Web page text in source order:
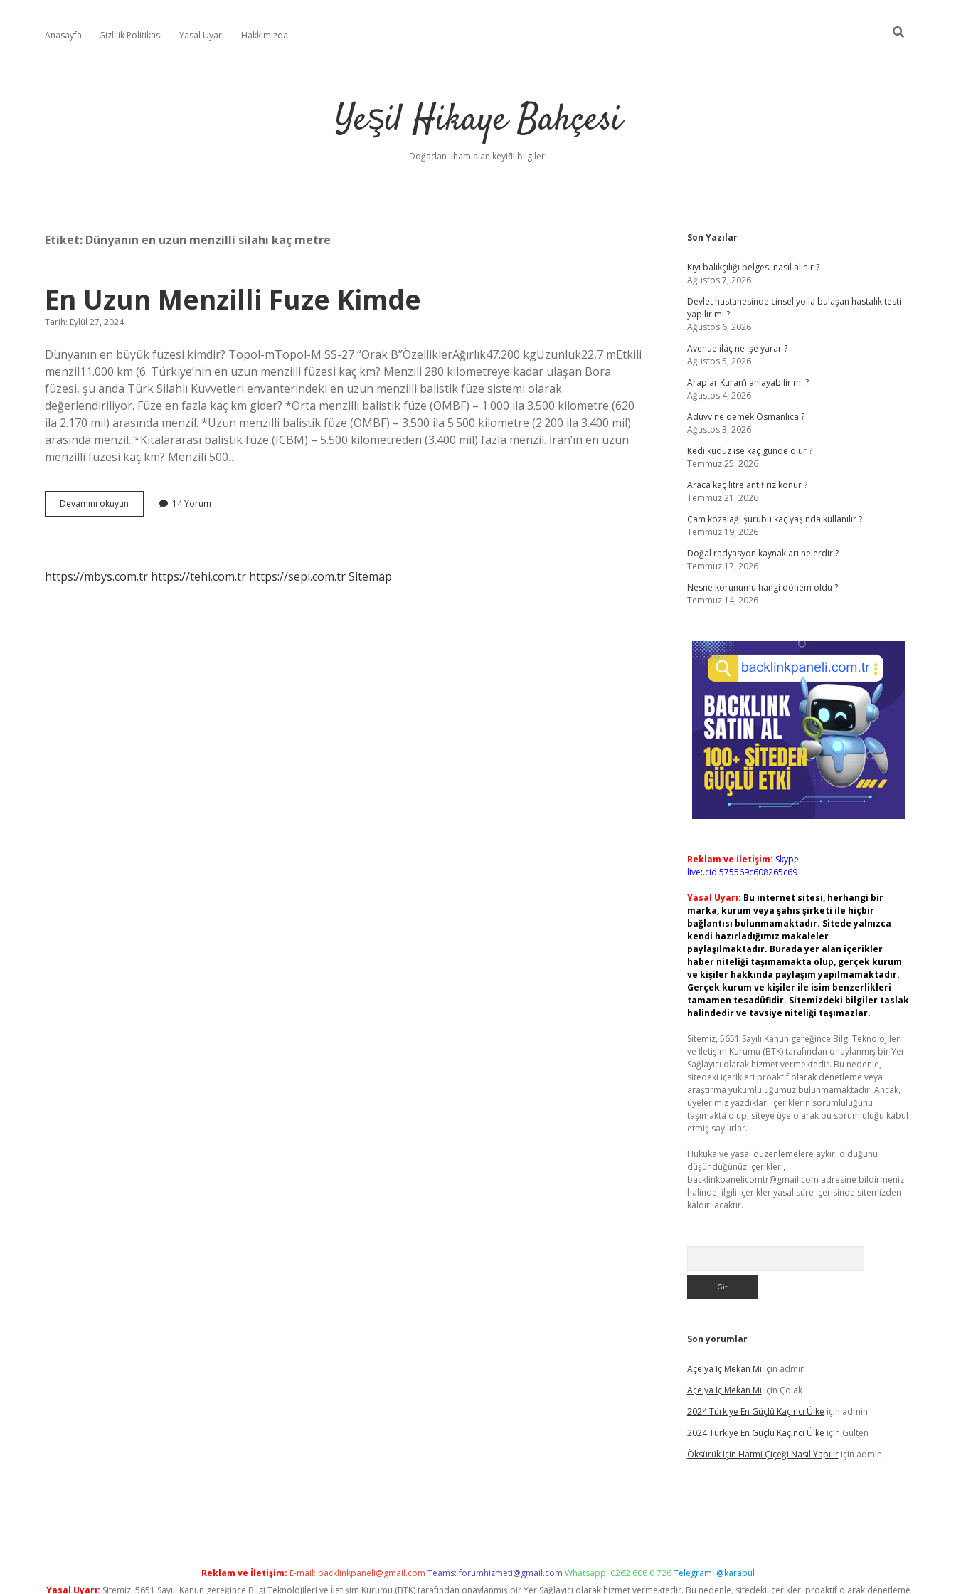
Anasayfa Gizlilik Politikası Yasal Uyarı Hakkımızda
Yeşil Hikaye Bahçesi
Doğadan ilham alan keyifli bilgiler!
Etiket: Dünyanın en uzun menzilli silahı kaç metre
En Uzun Menzilli Fuze Kimde
Tarih: Eylül 27, 2024
Dünyanın en büyük füzesi kimdir? Topol-mTopol-M SS-27 “Orak B”ÖzelliklerAğırlık47.200 kgUzunluk22,7 mEtkili
menzil11.000 km (6. Türkiye’nin en uzun menzilli füzesi kaç km? Menzili 280 kilometreye kadar ulaşan Bora
füzesi, şu anda Türk Silahlı Kuvvetleri envanterindeki en uzun menzilli balistik füze sistemi olarak
değerlendiriliyor. Füze en fazla kaç km gider? *Orta menzilli balistik füze (OMBF) – 1.000 ila 3.500 kilometre (620
ila 2.170 mil) arasında menzil. *Uzun menzilli balistik füze (OMBF) – 3.500 ila 5.500 kilometre (2.200 ila 3.400 mil)
arasında menzil. *Kıtalararası balistik füze (ICBM) – 5.500 kilometreden (3.400 mil) fazla menzil. İran’ın en uzun
menzilli füzesi kaç km? Menzili 500…
Devamını okuyun
Uzun
14 Yorum
https://mbys.com.tr https://tehi.com.tr https://sepi.com.trSitemap
Sidebar
Son Yazılar
Kıyı balıkçılığı belgesi nasıl alınır ?
Ağustos 7, 2026
Devlet hastanesinde cinsel yolla bulaşan hastalık testi
yapılır mı ?
Ağustos 6, 2026
Avenue ilaç ne işe yarar ?
Ağustos 5, 2026
Araplar Kuran’ı anlayabilir mi ?
Ağustos 4, 2026
Aduvv ne demek Osmanlıca ?
Ağustos 3, 2026
Kedi kuduz ise kaç günde ölür ?
Temmuz 25, 2026
Araca kaç litre antifiriz konur ?
Temmuz 21, 2026
Çam kozalağı şurubu kaç yaşında kullanılır ?
Temmuz 19, 2026
Doğal radyasyon kaynakları nelerdir ?
Temmuz 17, 2026
Nesne korunumu hangi dönem oldu ?
Temmuz 14, 2026
Reklam ve İletişim: Skype:
live:.cid.575569c608265c69
Yasal Uyarı: Bu internet sitesi, herhangi bir
marka, kurum veya şahıs şirketi ile hiçbir
bağlantısı bulunmamaktadır. Sitede yalnızca
kendi hazırladığımız makaleler
paylaşılmaktadır. Burada yer alan içerikler
haber niteliği taşımamakta olup, gerçek kurum
ve kişiler hakkında paylaşım yapılmamaktadır.
Gerçek kurum ve kişiler ile isim benzerlikleri
tamamen tesadüfidir. Sitemizdeki bilgiler taslak
halindedir ve tavsiye niteliği taşımazlar.
Sitemiz, 5651 Sayılı Kanun gereğince Bilgi Teknolojileri
ve İletişim Kurumu (BTK) tarafından onaylanmış bir Yer
Sağlayıcı olarak hizmet vermektedir. Bu nedenle,
sitedeki içerikleri proaktif olarak denetleme veya
araştırma yükümlülüğümüz bulunmamaktadır. Ancak,
üyelerimiz yazdıkları içeriklerin sorumluluğunu
taşımakta olup, siteye üye olarak bu sorumluluğu kabul
etmiş sayılırlar.
Hukuka ve yasal düzenlemelere aykırı olduğunu
düşündüğünüz içerikleri,
backlinkpanelicomtr@gmail.com adresine bildirmeniz
halinde, ilgili içerikler yasal süre içerisinde sitemizden
kaldırılacaktır.
Son yorumlar
Açelya Iç Mekan Mı için admin
Açelya Iç Mekan Mı için Çolak
2024 Türkiye En Güçlü Kaçıncı Ülke için admin
2024 Türkiye En Güçlü Kaçıncı Ülke için Gülten
Öksürük Için Hatmi Çiçeği Nasıl Yapılıriçin admin
Reklam ve İletişim: E-mail: backlinkpaneli@gmail.com Teams:forumhizmeti@gmail.com Whatsapp: 0262 606 0 726Telegram: @karabul
Yasal Uyarı: Sitemiz, 5651 Sayılı Kanun gereğince Bilgi Teknolojileri ve İletişim Kurumu (BTK) tarafından onaylanmış bir Yer Sağlayıcı olarak hizmet vermektedir. Bu nedenle, sitedeki içerikleri proaktif olarak denetleme